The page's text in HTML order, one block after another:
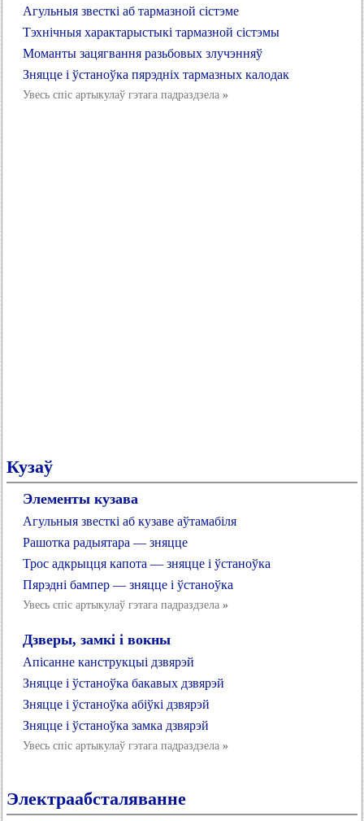
Агульныя звесткі аб тармазной сістэме
Тэхнічныя характарыстыкі тармазной сістэмы
Моманты зацягвання разьбовых злучэнняў
Зняцце і ўстаноўка пярэдніх тармазных калодак
Увесь спіс артыкулаў гэтага падраздзела »
Кузаў
Элементы кузава
Агульныя звесткі аб кузаве аўтамабіля
Рашотка радыятара — зняцце
Трос адкрыцця капота — зняцце і ўстаноўка
Пярэдні бампер — зняцце і ўстаноўка
Увесь спіс артыкулаў гэтага падраздзела »
Дзверы, замкі і вокны
Апісанне канструкцыі дзвярэй
Зняцце і ўстаноўка бакавых дзвярэй
Зняцце і ўстаноўка абіўкі дзвярэй
Зняцце і ўстаноўка замка дзвярэй
Увесь спіс артыкулаў гэтага падраздзела »
Электраабсталяванне